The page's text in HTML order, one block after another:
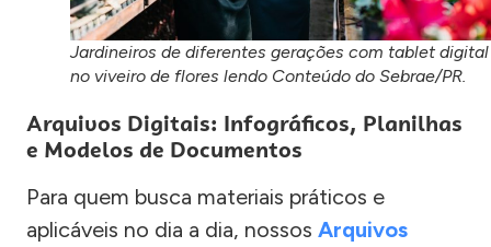
Jardineiros de diferentes gerações com tablet digital
no viveiro de flores lendo Conteúdo do Sebrae/PR.
Arquivos Digitais: Infográficos, Planilhas
e Modelos de Documentos
Para quem busca materiais práticos e
aplicáveis no dia a dia, nossos Arquivos